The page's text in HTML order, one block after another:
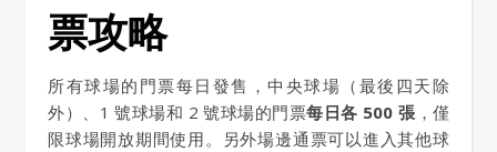
票攻略
所有球場的門票每日發售，中央球場（最後四天除
外）、1 號球場和 2 號球場的門票每日各 500 張 ，僅
限球場開放期間使用。另外場邊通票可以進入其他球